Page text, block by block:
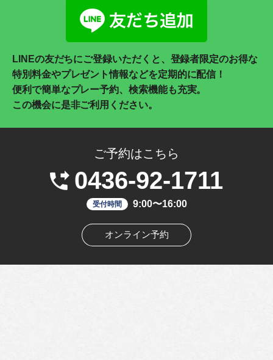
LINEの友だちにご登録いただくと、登録者限定のお得な
特別料金やプレゼント情報などを定期的に配信！
便利で簡単なプレー予約、検索機能も充実。
この機会に是非ご利用ください。
ご予約はこちら
0436-92-1711
受付時間 9:00〜16:00
オンライン予約